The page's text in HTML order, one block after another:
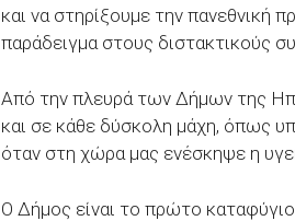
και να στηρίξουμε την πανεθνική
παράδειγμα στους διστακτικούς
Από την πλευρά των Δήμων της
και σε κάθε δύσκολη μάχη, όπως
όταν στη χώρα μας ενέσκηψε η
Ο Δήμος είναι το πρώτο